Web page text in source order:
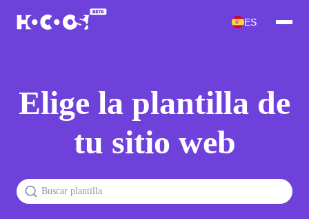
ES
Elige la plantilla de
tu sitio web